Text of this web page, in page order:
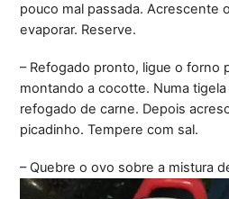
pouco mal passada. Acrescente
evaporar. Reserve.
– Refogado pronto, ligue o forno
montando a cocotte. Numa
refogado de carne. Depois
picadinho. Tempere com sal.
– Quebre o ovo sobre a mistura